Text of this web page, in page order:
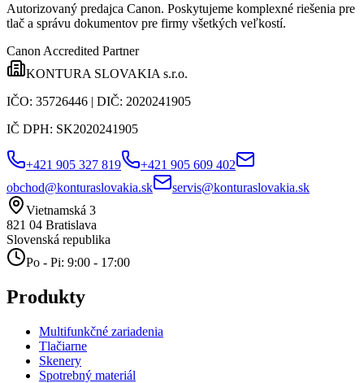
Autorizovaný predajca Canon. Poskytujeme komplexné riešenia pre
tlač a správu dokumentov pre firmy všetkých veľkostí.
Canon Accredited Partner
KONTURA SLOVAKIA s.r.o.
IČO: 35726446 | DIČ: 2020241905
IČ DPH: SK2020241905
+421 905 327 819
+421 905 609 402
obchod@konturaslovakia.sk
servis@konturaslovakia.sk
Vietnamská 3
821 04 Bratislava
Slovenská republika
Po - Pi: 9:00 - 17:00
Produkty
Multifunkčné zariadenia
Tlačiarne
Skenery
Spotrebný materiál